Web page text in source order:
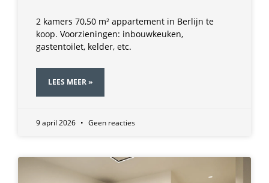
2 kamers 70,50 m² appartement in Berlijn te
koop. Voorzieningen: inbouwkeuken,
gastentoilet, kelder, etc.
LEES MEER »
9 april 2026 Geen reacties